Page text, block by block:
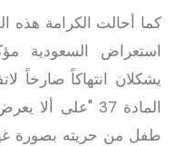
كما أحالت الكرامة هذه
استعراض السعودية
يشكلان انتهاكاً صارخاً
المادة 37 "على
طفل من حريته بصورة